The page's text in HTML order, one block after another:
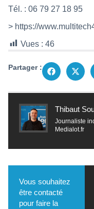
Tél. : 06 79 27 18 95
> https://
Vues : 46
Partager :
Thibaut
Journaliste
Medialot.fr
Vous souhaitez
être contacté
pour faire la